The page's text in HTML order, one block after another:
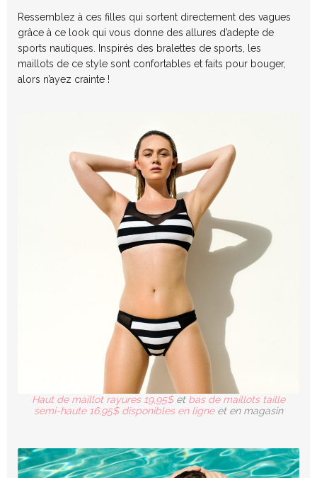
Ressemblez à ces filles qui sortent directement des vagues
grâce à ce look qui vous donne des allures d’adepte de
sports nautiques. Inspirés des bralettes de sports, les
maillots de ce style sont confortables et faits pour bouger,
alors n’ayez crainte !
Haut de maillot rayures 19,95$etbas de maillots taille
semi-haute 16,95$ disponibles en ligne et en magasin